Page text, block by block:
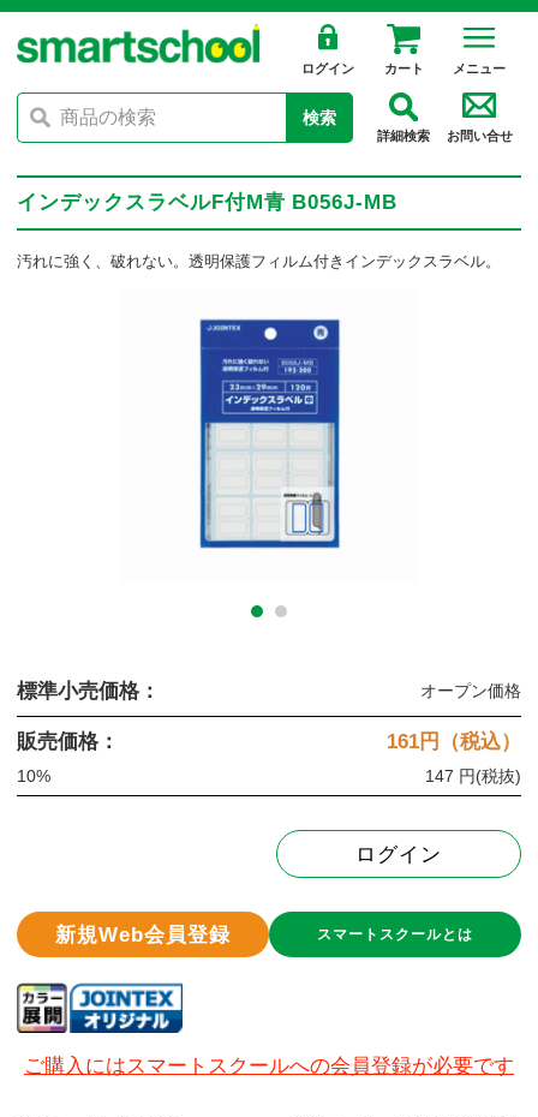
ログイン カート メニュー
検索
詳細検索 お問い合せ
インデックスラベルF付M青 B056J-MB
汚れに強く、破れない。透明保護フィルム付きインデックスラベル。
標準小売価格： オープン価格
販売価格： 161円（税込）
10% 147 円(税抜)
ログイン
新規Web会員登録 スマートスクールとは
ご購入にはスマートスクールへの会員登録が必要です